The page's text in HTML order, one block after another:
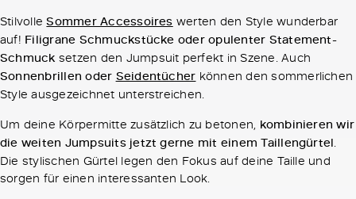
StilvolleSommer Accessoires werten den Style wunderbar
auf! Filigrane Schmuckstücke oder opulenter Statement-
Schmuck setzen den Jumpsuit perfekt in Szene. Auch
Sonnenbrillen oder Seidentücher können den sommerlichen
Style ausgezeichnet unterstreichen.
Um deine Körpermitte zusätzlich zu betonen, kombinieren wir
die weiten Jumpsuits jetzt gerne mit einem Taillengürtel.
Die stylischen Gürtel legen den Fokus auf deine Taille und
sorgen für einen interessanten Look.